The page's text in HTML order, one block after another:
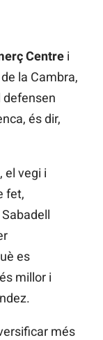
Centre i
la Cambra,
defensen
és dir,
el vegi i
fet,
es
millor i
més